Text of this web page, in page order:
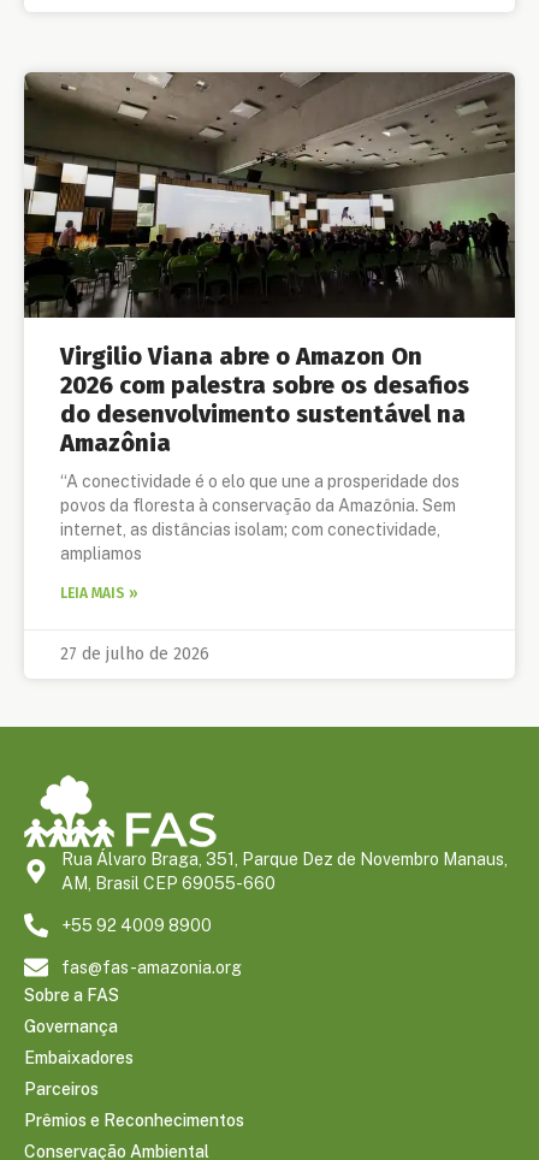
Virgilio Viana abre o Amazon On
2026 com palestra sobre os desafios
do desenvolvimento sustentável na
Amazônia
“A conectividade é o elo que une a prosperidade dos
povos da floresta à conservação da Amazônia. Sem
internet, as distâncias isolam; com conectividade,
ampliamos
LEIA MAIS »
27 de julho de 2026
Rua Álvaro Braga, 351, Parque Dez de Novembro Manaus,
AM, Brasil CEP 69055-660
+55 92 4009 8900
fas@fas-amazonia.org
Sobre a FAS
Governança
Embaixadores
Parceiros
Prêmios e Reconhecimentos
Conservação Ambiental